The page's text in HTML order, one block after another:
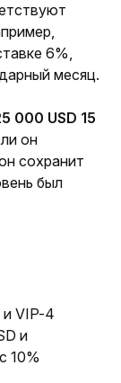
6%,
месяц.
000 USD 15
он
был
и VIP-4
и
10%